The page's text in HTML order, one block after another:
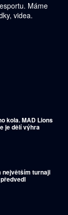
Máme
videa.
kola. MAD Lions
je dělí výhra
největším turnaji